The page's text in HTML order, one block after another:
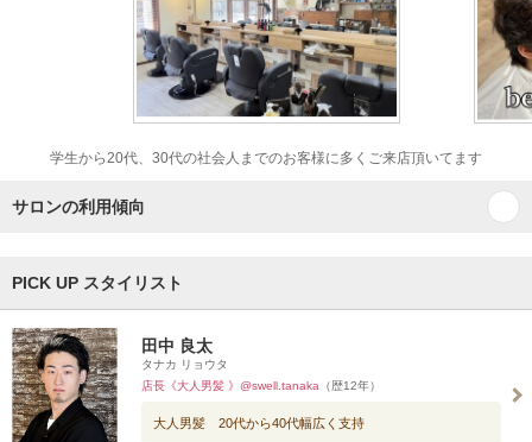
学生から20代、30代の社会人までのお客様に多くご来店頂いてます
サロンの利用傾向
PICK UP スタイリスト
田中 良太
タナカ リョウタ
店長《大人男髪 》@swell.tanaka （歴12年）
大人男髪 20代から40代幅広く支持